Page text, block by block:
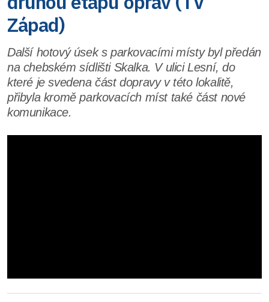
Západ)
Další hotový úsek s parkovacími místy byl předán
na chebském sídlišti Skalka. V ulici Lesní, do
které je svedena část dopravy v této lokalitě,
přibyla kromě parkovacích míst také část nové
komunikace.